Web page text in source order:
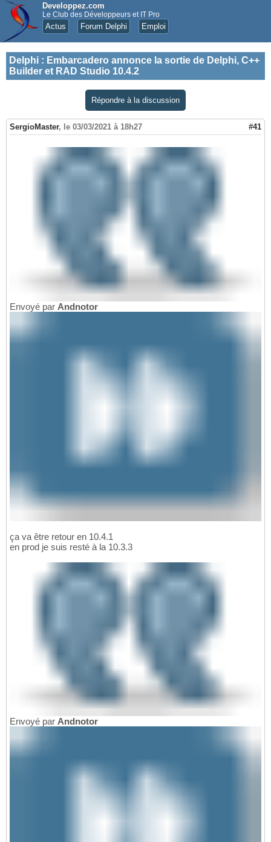
Developpez.com
Le Club des Développeurs et IT Pro
Actus Forum Delphi Emploi
Delphi : Embarcadero annonce la sortie de Delphi, C++
Builder et RAD Studio 10.4.2
Répondre à la discussion
SergioMaster, le 03/03/2021 à 18h27 #41
Envoyé par Andnotor
ça va être retour en 10.4.1
en prod je suis resté à la 10.3.3
Envoyé par Andnotor